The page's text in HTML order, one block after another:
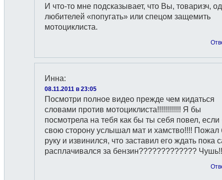
И что-то мне подсказывает, что Вы, товаризч,
любителей «попугать» или спецом защемить
мотоциклиста.
Инна:
08.11.2011 в 23:05
Посмотри полное видео прежде чем кидаться
словами против мотоциклиста!!!!!!!!!!!! Я бы
посмотрела на тебя как бы ты себя повел,
свою сторону услышал мат и хамство!!!! Пожал
руку и извинился, что заставил его ждать пока
расплачивался за бензин?????????????